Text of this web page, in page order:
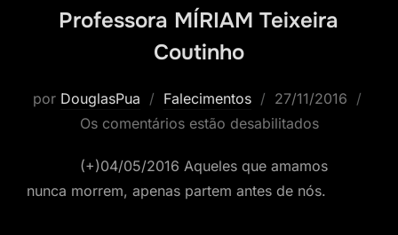
Professora MÍRIAM Teixeira
Coutinho
por DouglasPua Falecimentos
Postado
em
27/11/2016
Os comentários estão desabilitados
(+)04/05/2016 Aqueles que amamos
nunca morrem, apenas partem antes de nós.